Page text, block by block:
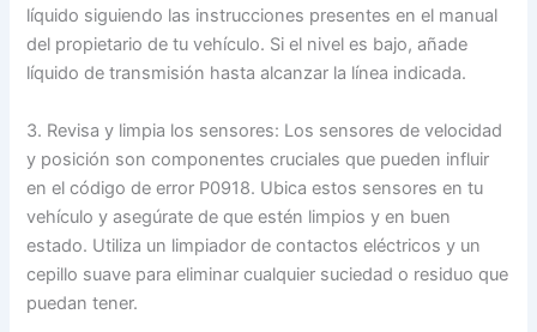
líquido siguiendo las instrucciones presentes en el manual
del propietario de tu vehículo. Si el nivel es bajo, añade
líquido de transmisión hasta alcanzar la línea indicada.
3. Revisa y limpia los sensores: Los sensores de velocidad
y posición son componentes cruciales que pueden influir
en el código de error P0918. Ubica estos sensores en tu
vehículo y asegúrate de que estén limpios y en buen
estado. Utiliza un limpiador de contactos eléctricos y un
cepillo suave para eliminar cualquier suciedad o residuo que
puedan tener.